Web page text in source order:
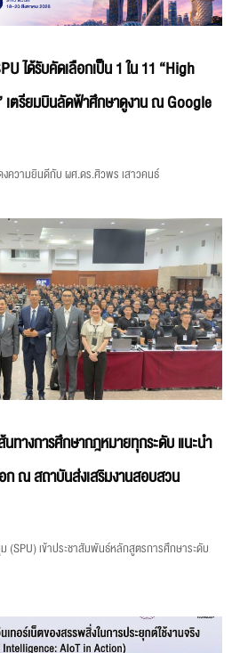
ได้รับคัดเลือกเป็น 1 ใน 11 “High
ตรียมบินลัดฟ้าศึกษาดูงาน ณ Google
ความยินดีกับ ผศ.ดร.ศิวพร เสาวคนธ์
ทางการศึกษากฎหมายทุกระดับ แนะนำ
ณ สถาบันส่งเสริมงานสอบสวน
เข้าประชาสัมพันธ์หลักสูตรการศึกษาระดับ